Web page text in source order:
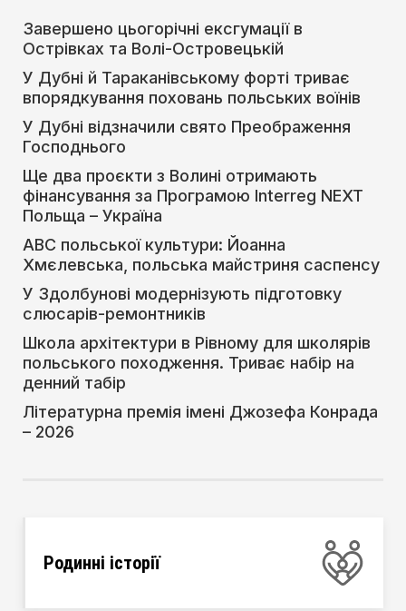
Завершено цьогорічні ексгумації в
Острівках та Волі-Островецькій
У Дубні й Тараканівському форті триває
впорядкування поховань польських воїнів
У Дубні відзначили свято Преображення
Господнього
Ще два проєкти з Волині отримають
фінансування за Програмою Interreg NEXT
Польща – Україна
АВС польської культури: Йоанна
Хмєлевська, польська майстриня саспенсу
У Здолбунові модернізують підготовку
слюсарів-ремонтників
Школа архітектури в Рівному для школярів
польського походження. Триває набір на
денний табір
Літературна премія імені Джозефа Конрада
– 2026
Родинні історії